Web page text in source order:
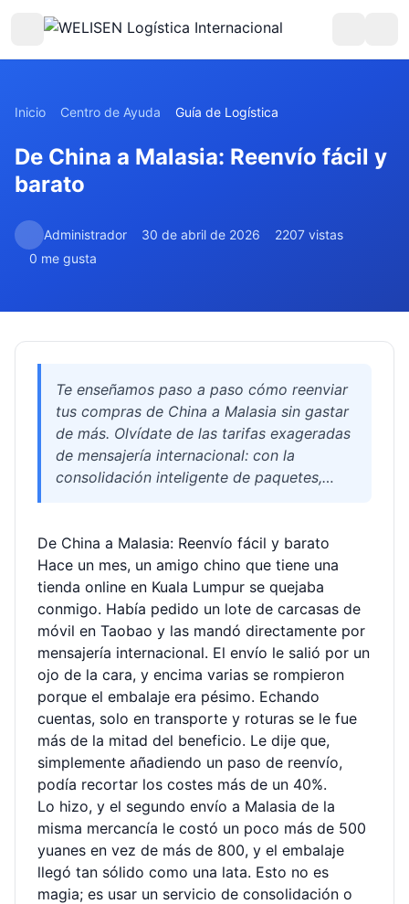
Inicio Centro de Ayuda Guía de Logística
De China a Malasia: Reenvío fácil y
barato
Administrador 30 de abril de 2026
2207 vistas
0 me gusta
Te enseñamos paso a paso cómo reenviar
tus compras de China a Malasia sin gastar
de más. Olvídate de las tarifas exageradas
de mensajería internacional: con la
consolidación inteligente de paquetes,
guardamos gratis la mercancía 180 días, la
revisamos y la reempaquetamos para que
ahorres un montón en el envío.
De China a Malasia: Reenvío fácil y barato
Hace un mes, un amigo chino que tiene una
tienda online en Kuala Lumpur se quejaba
conmigo. Había pedido un lote de carcasas de
móvil en Taobao y las mandó directamente por
mensajería internacional. El envío le salió por un
ojo de la cara, y encima varias se rompieron
porque el embalaje era pésimo. Echando
cuentas, solo en transporte y roturas se le fue
más de la mitad del beneficio. Le dije que,
simplemente añadiendo un paso de reenvío,
podía recortar los costes más de un 40%.
Lo hizo, y el segundo envío a Malasia de la
misma mercancía le costó un poco más de 500
yuanes en vez de más de 800, y el embalaje
llegó tan sólido como una lata. Esto no es
magia; es usar un servicio de consolidación o